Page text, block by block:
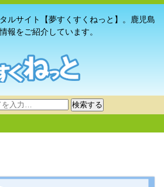
ルサイト【夢すくすくねっと】。鹿児島
報をご紹介しています。
検索する